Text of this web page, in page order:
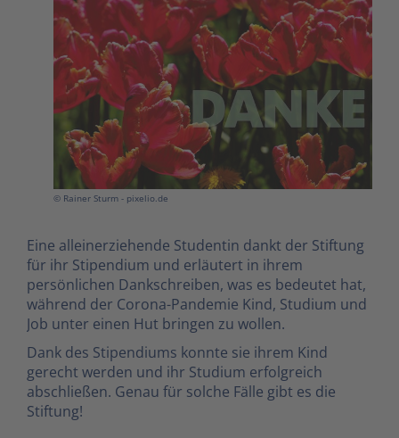
© Rainer Sturm - pixelio.de
Eine alleinerziehende Studentin dankt der Stiftung
für ihr Stipendium und erläutert in ihrem
persönlichen Dankschreiben, was es bedeutet hat,
während der Corona-Pandemie Kind, Studium und
Job unter einen Hut bringen zu wollen.
Dank des Stipendiums konnte sie ihrem Kind
gerecht werden und ihr Studium erfolgreich
abschließen. Genau für solche Fälle gibt es die
Stiftung!